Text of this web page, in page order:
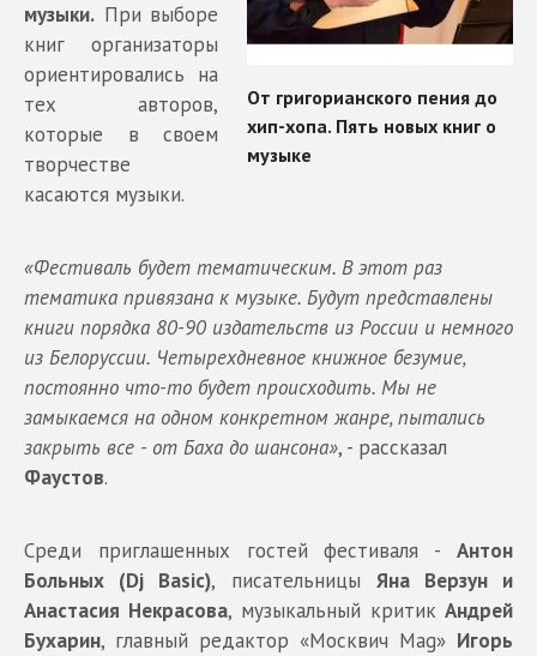
музыки. При выборе
книг организаторы
ориентировались на
тех авторов,
которые в своем
творчестве
касаются музыки.
«Фестиваль будет тематическим. В этот раз
тематика привязана к музыке. Будут представлены
книги порядка 80-90 издательств из России и немного
из Белоруссии. Четырехдневное книжное безумие,
постоянно что-то будет происходить. Мы не
замыкаемся на одном конкретном жанре, пытались
закрыть все - от Баха до шансона», - рассказал
Фаустов.
Среди приглашенных гостей фестиваля - Антон
Больных (Dj Basic), писательницы Яна Верзун и
Анастасия Некрасова, музыкальный критик Андрей
Бухарин, главный редактор «Москвич Mag» Игорь